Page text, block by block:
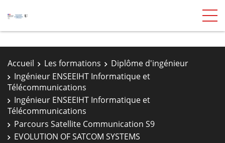
Accueil Les formations
Diplôme d'ingénieur
Ingénieur ENSEEIHT Informatique et
Télécommunications
Ingénieur ENSEEIHT Informatique et
Télécommunications
Parcours Satellite Communication S9
EVOLUTION OF SATCOM SYSTEMS